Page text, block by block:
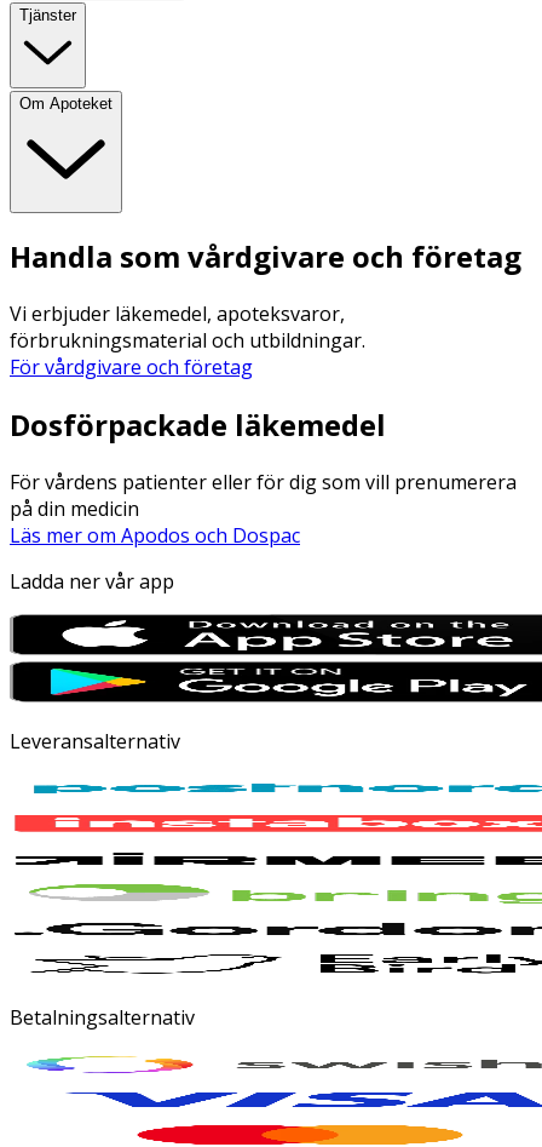
Tjänster
Om Apoteket
Handla som vårdgivare och företag
Vi erbjuder läkemedel, apoteksvaror,
förbrukningsmaterial och utbildningar.
För vårdgivare och företag
Dosförpackade läkemedel
För vårdens patienter eller för dig som vill prenumerera
på din medicin
Läs mer om Apodos och Dospac
Ladda ner vår app
Leveransalternativ
Betalningsalternativ